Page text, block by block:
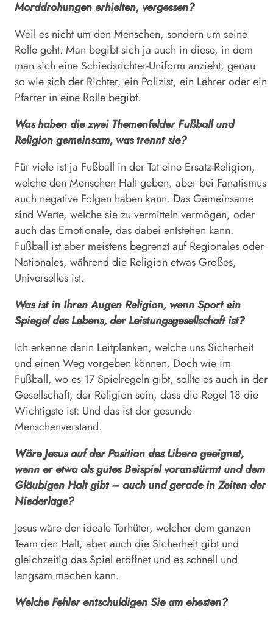
Morddrohungen erhielten, vergessen?
Weil es nicht um den Menschen, sondern um seine
Rolle geht. Man begibt sich ja auch in diese, in dem
man sich eine Schiedsrichter-Uniform anzieht, genau
so wie sich der Richter, ein Polizist, ein Lehrer oder ein
Pfarrer in eine Rolle begibt.
Was haben die zwei Themenfelder Fußball und
Religion gemeinsam, was trennt sie?
Für viele ist ja Fußball in der Tat eine Ersatz-Religion,
welche den Menschen Halt geben, aber bei Fanatismus
auch negative Folgen haben kann. Das Gemeinsame
sind Werte, welche sie zu vermitteln vermögen, oder
auch das Emotionale, das dabei entstehen kann.
Fußball ist aber meistens begrenzt auf ­Regionales oder
Nationales, während die Religion etwas Großes,
Universelles ist.
Was ist in Ihren Augen Religion, wenn Sport ein
Spiegel des Lebens, der Leistungsgesellschaft ist?
Ich erkenne darin Leitplanken, welche uns Sicherheit
und einen Weg vorgeben können. Doch wie im
Fußball, wo es 17 Spielregeln gibt, sollte es auch in der
Gesellschaft, der Religion sein, dass die Regel 18 die
Wichtigste ist: Und das ist der gesunde
Menschenverstand.
Wäre Jesus auf der Position des Libero geeignet,
wenn er etwa als gutes Beispiel voranstürmt und dem
Gläubigen Halt gibt – auch und gerade in Zeiten der
Niederlage?
Jesus wäre der ideale Torhüter, welcher dem ganzen
Team den Halt, aber auch die Sicherheit gibt und
gleichzeitig das Spiel eröffnet und es schnell und
langsam machen kann.
Welche Fehler entschuldigen Sie am ehesten?